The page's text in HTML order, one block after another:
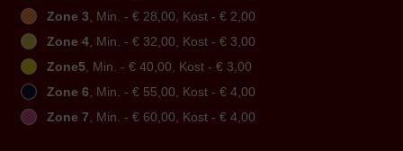
Zone 3, Min. - € 28,00, Kost - € 2,00
Zone 4, Min. - € 32,00, Kost - € 3,00
Zone5, Min. - € 40,00, Kost - € 3,00
Zone 6, Min. - € 55,00, Kost - € 4,00
Zone 7, Min. - € 60,00, Kost - € 4,00